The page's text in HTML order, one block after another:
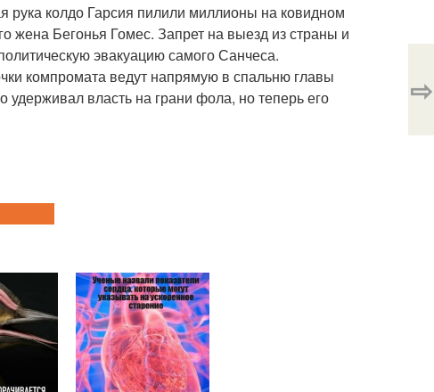
рука колдо Гарсия пилили миллионы на ковидном
жена Бегонья Гомес. Запрет на выезд из страны и
эвакуацию самого Санчеса.
компромата ведут напрямую в спальню главы
удерживал власть на грани фола, но теперь его
⇨